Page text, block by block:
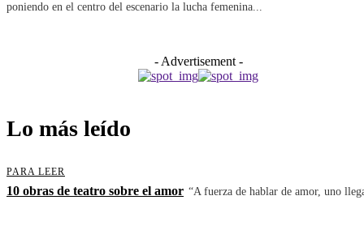
poniendo en el centro del escenario la lucha femenina...
- Advertisement -
Lo más leído
PARA LEER
10 obras de teatro sobre el amor “A fuerza de hablar de amor, uno